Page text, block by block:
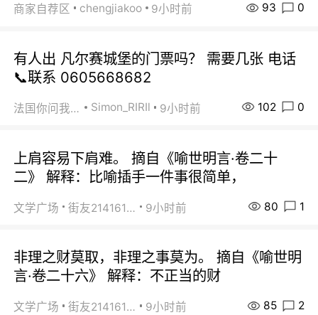
商家自荐区 chengjiakoo 9小时前 93 0
有人出 凡尔赛城堡的门票吗？ 需要几张 电话
📞联系 0605668682
法国你问我答 Simon_RIRIl 9小时前 102 0
上肩容易下肩难。 摘自《喻世明言·卷二十
二》 解释：比喻插手一件事很简单，
文学广场 街友21416156 9小时前 80 1
非理之财莫取，非理之事莫为。 摘自《喻世明
言·卷二十六》 解释：不正当的财
文学广场 街友21416156 9小时前 85 2